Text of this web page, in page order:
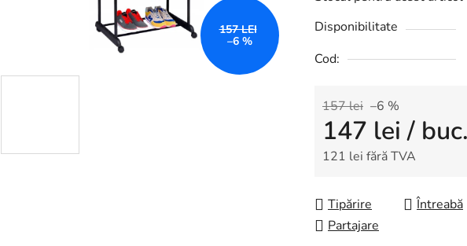
Disponibilitate
Cod:
157 lei –6 %
147 lei/ buc.
121 lei fără TVA
Tipărire
Întreabă
Partajare
157 LEI
–6 %